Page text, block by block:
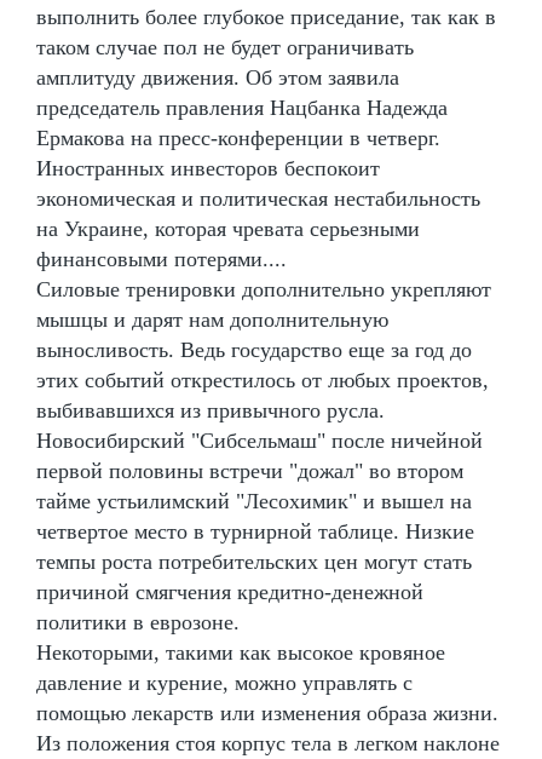
выполнить более глубокое приседание, так как в
таком случае пол не будет ограничивать
амплитуду движения. Об этом заявила
председатель правления Нацбанка Надежда
Ермакова на пресс-конференции в четверг.
Иностранных инвесторов беспокоит
экономическая и политическая нестабильность
на Украине, которая чревата серьезными
финансовыми потерями....
Силовые тренировки дополнительно укрепляют
мышцы и дарят нам дополнительную
выносливость. Ведь государство еще за год до
этих событий открестилось от любых проектов,
выбивавшихся из привычного русла.
Новосибирский "Сибсельмаш" после ничейной
первой половины встречи "дожал" во втором
тайме устьилимский "Лесохимик" и вышел на
четвертое место в турнирной таблице. Низкие
темпы роста потребительских цен могут стать
причиной смягчения кредитно-денежной
политики в еврозоне.
Некоторыми, такими как высокое кровяное
давление и курение, можно управлять с
помощью лекарств или изменения образа жизни.
Из положения стоя корпус тела в легком наклоне